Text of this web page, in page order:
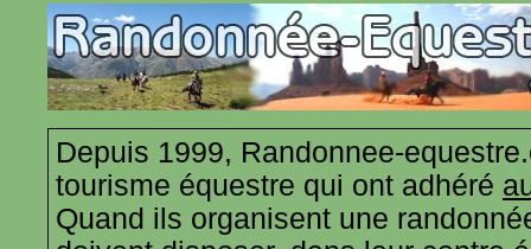
Depuis 1999, Randonnee-
tourisme équestre qui ont adhéré
Quand ils organisent une